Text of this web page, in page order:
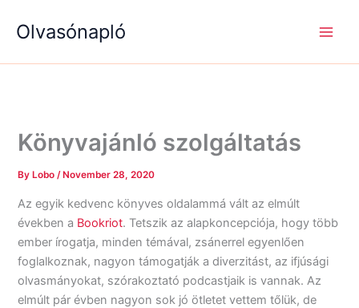
Olvasónapló
Könyvajánló szolgáltatás
By Lobo/ November 28, 2020
Az egyik kedvenc könyves oldalammá vált az elmúlt
években a Bookriot. Tetszik az alapkoncepciója, hogy több
ember írogatja, minden témával, zsánerrel egyenlően
foglalkoznak, nagyon támogatják a diverzitást, az ifjúsági
olvasmányokat, szórakoztató podcastjaik is vannak. Az
elmúlt pár évben nagyon sok jó ötletet vettem tőlük, de
e
a
é
g
k
é
g
k